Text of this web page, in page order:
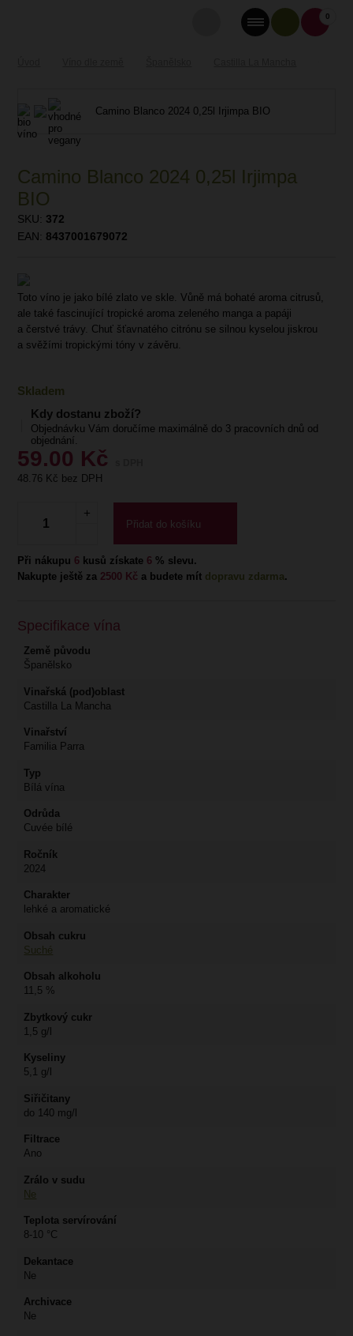
0
Camino Blanco 2024 0,25l Irjimpa
BIO
SKU: 372
EAN: 8437001679072
Toto víno je jako bílé zlato ve skle. Vůně má bohaté aroma citrusů,
ale také fascinující tropické aroma zeleného manga a papáji
a čerstvé trávy. Chuť šťavnatého citrónu se silnou kyselou jiskrou
a svěžími tropickými tóny v závěru.
Skladem
Kdy dostanu zboží?
Objednávku Vám doručíme maximálně do 3 pracovních dnů od
objednání.
59.00 Kč
48.76 Kč bez DPH
Přidat do košíku
Při nákupu 6 kusů získate 6 % slevu.
Nakupte ještě za 2500 Kč a budete mít dopravu zdarma.
Specifikace vína
Země původu
Španělsko
Vinařská (pod)oblast
Castilla La Mancha
Vinařství
Familia Parra
Typ
Bílá vína
Odrůda
Cuvée bílé
Ročník
2024
Charakter
lehké a aromatické
Obsah cukru
Suché
Obsah alkoholu
11,5 %
Zbytkový cukr
1,5 g/l
Kyseliny
5,1 g/l
Siřičitany
do 140 mg/l
Filtrace
Ano
Zrálo v sudu
Ne
Teplota servírování
8-10 °C
Dekantace
Ne
Archivace
Ne